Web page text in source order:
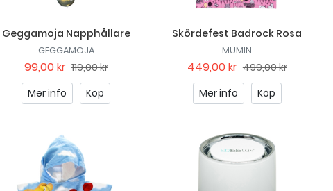
Geggamoja Napphållare
GEGGAMOJA
99,00 kr 119,00 kr
Mer info
Köp
Skördefest Badrock Rosa
MUMIN
449,00 kr 499,00 kr
Mer info
Köp